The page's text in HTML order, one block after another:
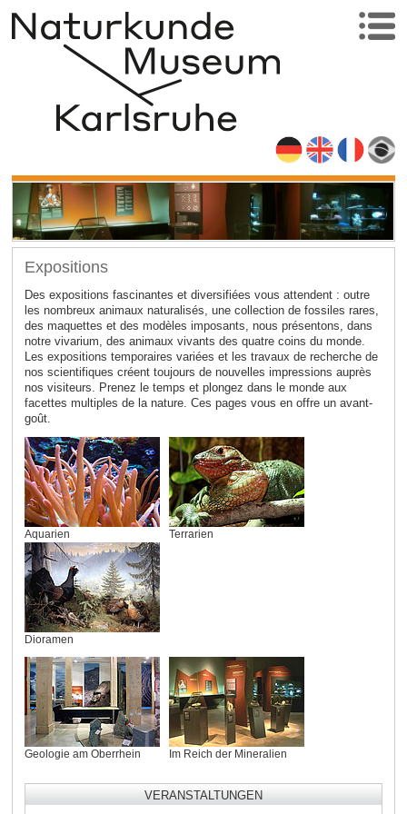
Expositions
Des expositions fascinantes et diversifiées vous attendent : outre
les nombreux animaux naturalisés, une collection de fossiles rares,
des maquettes et des modèles imposants, nous présentons, dans
notre vivarium, des animaux vivants des quatre coins du monde.
Les expositions temporaires variées et les travaux de recherche de
nos scientifiques créent toujours de nouvelles impressions auprès
nos visiteurs. Prenez le temps et plongez dans le monde aux
facettes multiples de la nature. Ces pages vous en offre un avant-
goût.
Aquarien Terrarien
Dioramen
Geologie am Oberrhein Im Reich der Mineralien
VERANSTALTUNGEN